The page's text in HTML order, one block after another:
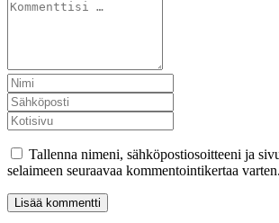
Tallenna nimeni, sähköpostiosoitteeni ja
selaimeen seuraavaa kommentointikertaa varten.